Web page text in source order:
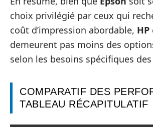
choix privilégié par ceux qui
coût d’impression abordable, HP
demeurent pas moins des
selon les besoins spécifiques
COMPARATIF DES
TABLEAU RÉCAPITULATIF